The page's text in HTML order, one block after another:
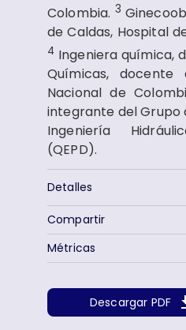
Colombia. 3
de Caldas, Hospital
4 Ingeniera química,
Químicas, docente
Nacional de
integrante del Grupo
Ingeniería
(QEPD).
Detalles
Descargar PDF
Métricas
Compartir